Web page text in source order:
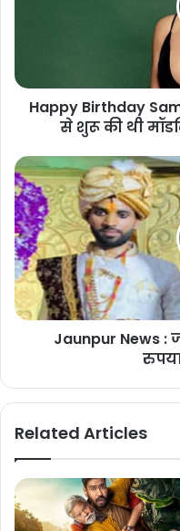
Happy Birthday
से शुरू की थी
Jaunpur News :
Related Articles